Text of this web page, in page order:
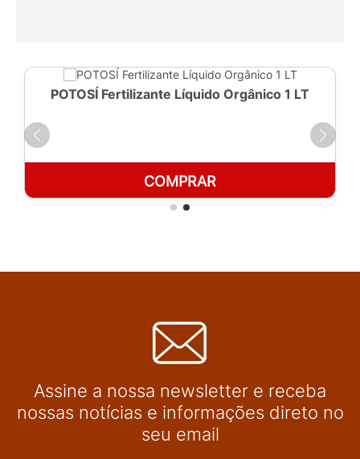
POTOSÍ Fertilizante Líquido Orgânico 1 LT
COMPRAR
Assine a nossa newsletter e receba
nossas notícias e informações direto no
seu email